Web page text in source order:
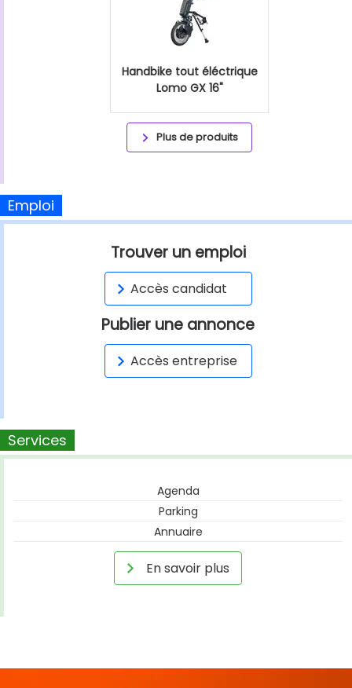
Handbike tout éléctrique
Lomo GX 16"
Plus de produits
Emploi
Trouver un emploi
Accès candidat
Publier une annonce
Accès entreprise
Services
Agenda
Parking
Annuaire
En savoir plus